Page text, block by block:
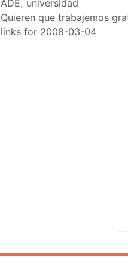
ADE, universidad
Quieren que trabajemos
links for 2008-03-04